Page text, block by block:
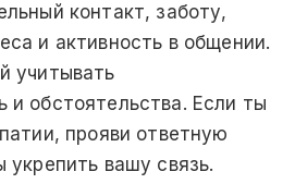
контакт, заботу,
и активность в общении.
учитывать
и обстоятельства. Если ты
прояви ответную
укрепить вашу связь.